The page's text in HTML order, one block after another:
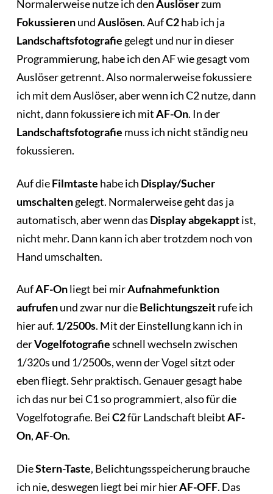
Normalerweise nutze ich denAuslöserzum
FokussierenundAuslösen. AufC2hab ich ja
Landschaftsfotografie gelegt und nur in dieser
Programmierung, habe ich den AF wie gesagt vom
Auslöser getrennt. Also normalerweise fokussiere
ich mit dem Auslöser, aber wenn ich C2 nutze, dann
nicht, dann fokussiere ich mitAF-On. In der
Landschaftsfotografie muss ich nicht ständig neu
fokussieren.
Auf dieFilmtaste habe ich Display/Sucher
umschaltengelegt. Normalerweise geht das ja
automatisch, aber wenn das Display abgekapptist,
nicht mehr. Dann kann ich aber trotzdem noch von
Hand umschalten.
AufAF-Onliegt bei mirAufnahmefunktion
aufrufenund zwar nur dieBelichtungszeitrufe ich
hier auf. 1/2500s. Mit der Einstellung kann ich in
derVogelfotografieschnell wechseln zwischen
1/320s und 1/2500s, wenn der Vogel sitzt oder
eben fliegt. Sehr praktisch. Genauer gesagt habe
ich das nur bei C1 so programmiert, also für die
Vogelfotografie. BeiC2für Landschaft bleibtAF-
On,AF-On.
DieStern-Taste, Belichtungsspeicherung brauche
ich nie, deswegen liegt bei mir hierAF-OFF. Das